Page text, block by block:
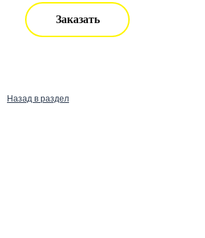
Заказать
Назад в раздел